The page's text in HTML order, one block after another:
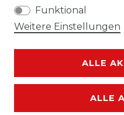
VERTRAG
Funktional
Weitere Einstellungen
ALLE
ALLE